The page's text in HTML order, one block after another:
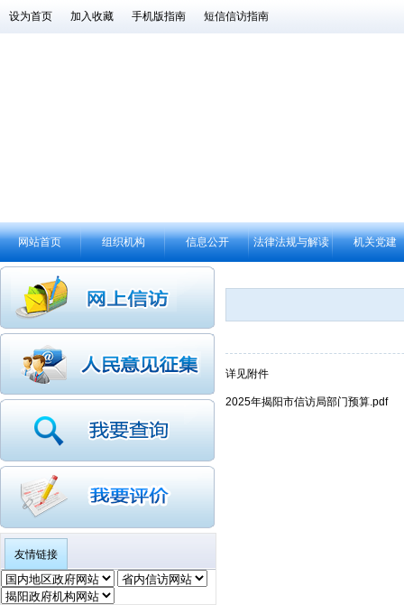
设为首页 加入收藏 手机版指南 短信信访指南
网站首页 组织机构 信息公开 法律法规与解读 机关党建
友情链接
详见附件
2025年揭阳市信访局部门预算.pdf